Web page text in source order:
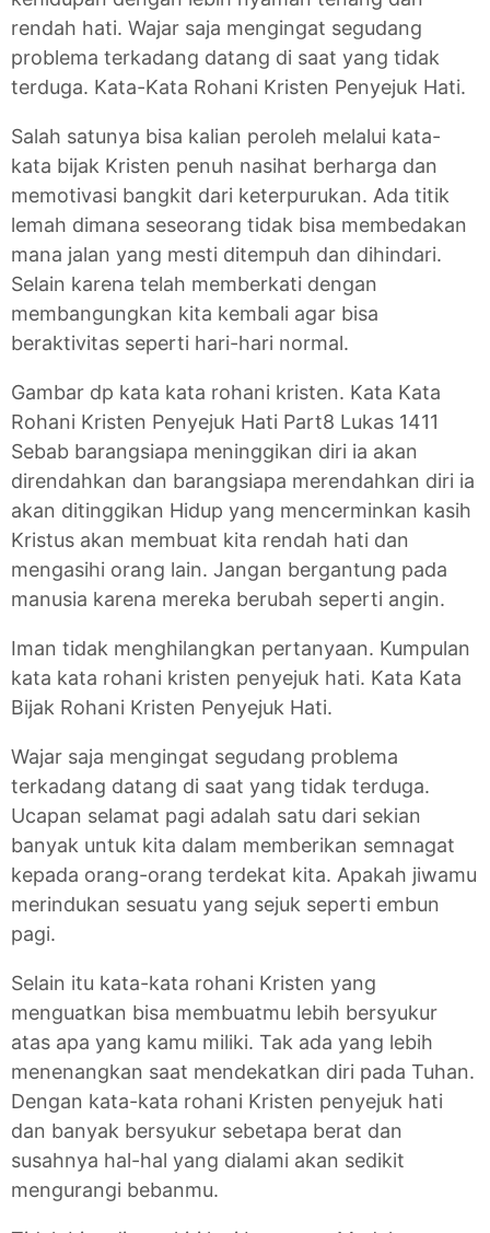
rendah hati. Wajar saja mengingat segudang
problema terkadang datang di saat yang tidak
terduga. Kata-Kata Rohani Kristen Penyejuk Hati.
Salah satunya bisa kalian peroleh melalui kata-
kata bijak Kristen penuh nasihat berharga dan
memotivasi bangkit dari keterpurukan. Ada titik
lemah dimana seseorang tidak bisa membedakan
mana jalan yang mesti ditempuh dan dihindari.
Selain karena telah memberkati dengan
membangungkan kita kembali agar bisa
beraktivitas seperti hari-hari normal.
Gambar dp kata kata rohani kristen. Kata Kata
Rohani Kristen Penyejuk Hati Part8 Lukas 1411
Sebab barangsiapa meninggikan diri ia akan
direndahkan dan barangsiapa merendahkan diri ia
akan ditinggikan Hidup yang mencerminkan kasih
Kristus akan membuat kita rendah hati dan
mengasihi orang lain. Jangan bergantung pada
manusia karena mereka berubah seperti angin.
Iman tidak menghilangkan pertanyaan. Kumpulan
kata kata rohani kristen penyejuk hati. Kata Kata
Bijak Rohani Kristen Penyejuk Hati.
Wajar saja mengingat segudang problema
terkadang datang di saat yang tidak terduga.
Ucapan selamat pagi adalah satu dari sekian
banyak untuk kita dalam memberikan semnagat
kepada orang-orang terdekat kita. Apakah jiwamu
merindukan sesuatu yang sejuk seperti embun
pagi.
Selain itu kata-kata rohani Kristen yang
menguatkan bisa membuatmu lebih bersyukur
atas apa yang kamu miliki. Tak ada yang lebih
menenangkan saat mendekatkan diri pada Tuhan.
Dengan kata-kata rohani Kristen penyejuk hati
dan banyak bersyukur sebetapa berat dan
susahnya hal-hal yang dialami akan sedikit
mengurangi bebanmu.